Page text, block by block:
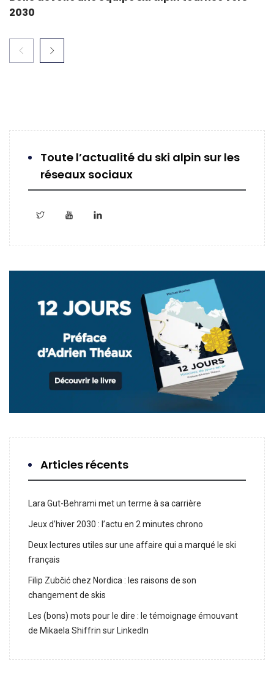
2030
Toute l’actualité du ski alpin sur les
réseaux sociaux
Articles récents
Lara Gut-Behrami met un terme à sa carrière
Jeux d’hiver 2030 : l’actu en 2 minutes chrono
Deux lectures utiles sur une affaire qui a marqué le ski
français
Filip Zubčić chez Nordica : les raisons de son
changement de skis
Les (bons) mots pour le dire : le témoignage émouvant
de Mikaela Shiffrin sur LinkedIn